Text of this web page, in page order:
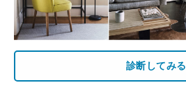
診断してみる